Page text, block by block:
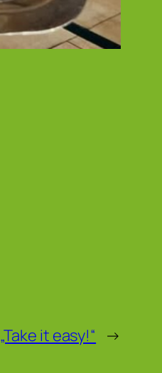
„Take it easy!“ →